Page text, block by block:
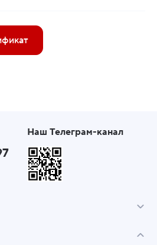
Наш Телеграм-канал